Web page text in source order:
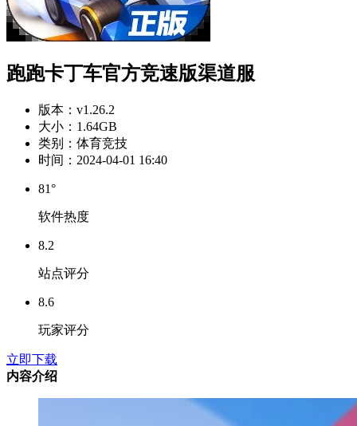
跑跑卡丁车官方竞速版渠道服
版本： v1.26.2
大小： 1.64GB
类别： 体育竞技
时间： 2024-04-01 16:40
81°
软件热度
8.2
站点评分
8.6
玩家评分
立即下载
内容介绍